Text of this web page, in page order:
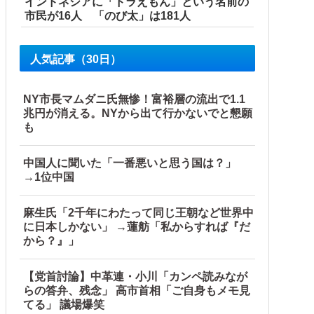
市民が16人 「のび太」は181人
人気記事（30日）
NY市長マムダニ氏無惨！富裕層の流出で1.1
兆円が消える。NYから出て行かないでと懇願
も
中国人に聞いた「一番悪いと思う国は？」
→1位中国
麻生氏「2千年にわたって同じ王朝など世界中
に日本しかない」 →蓮舫「私からすれば『だ
から？』」
【党首討論】中革連・小川「カンペ読みなが
らの答弁、残念」 高市首相「ご自身もメモ見
てる」 議場爆笑